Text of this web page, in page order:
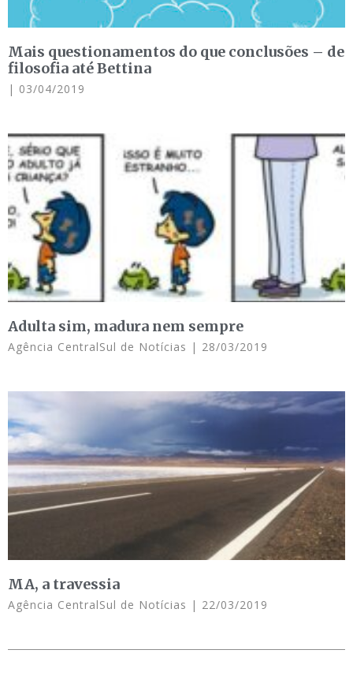
Mais questionamentos do que conclusões – de
filosofia até Bettina
03/04/2019
Adulta sim, madura nem sempre
Agência CentralSul de Notícias 28/03/2019
MA, a travessia
Agência CentralSul de Notícias 22/03/2019